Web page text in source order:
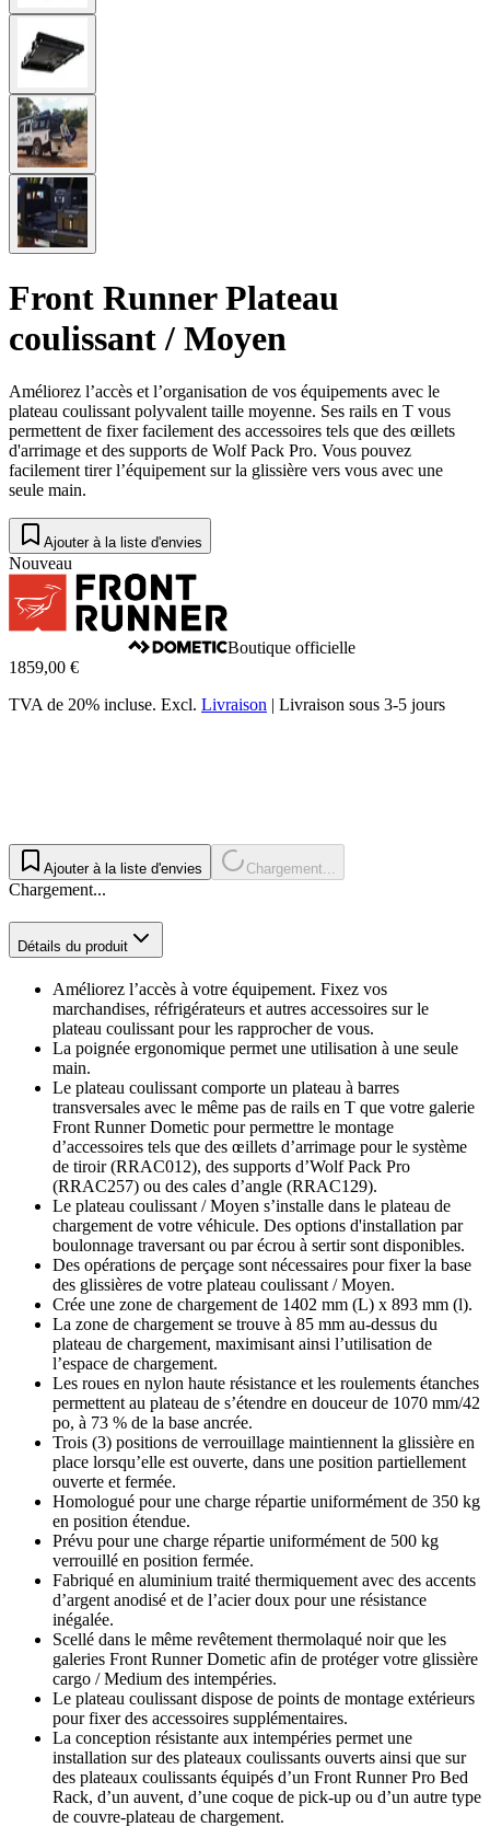
Front Runner Plateau
coulissant / Moyen
Améliorez l’accès et l’organisation de vos équipements avec le
plateau coulissant polyvalent taille moyenne. Ses rails en T vous
permettent de fixer facilement des accessoires tels que des œillets
d'arrimage et des supports de Wolf Pack Pro. Vous pouvez
facilement tirer l’équipement sur la glissière vers vous avec une
seule main.
Ajouter à la liste d'envies
Nouveau
Boutique officielle
1859,00 €
TVA de 20% incluse. Excl. Livraison | Livraison sous 3-5 jours
Ajouter à la liste d'envies Chargement...
Chargement...
Détails du produit
Améliorez l’accès à votre équipement. Fixez vos
marchandises, réfrigérateurs et autres accessoires sur le
plateau coulissant pour les rapprocher de vous.
La poignée ergonomique permet une utilisation à une seule
main.
Le plateau coulissant comporte un plateau à barres
transversales avec le même pas de rails en T que votre galerie
Front Runner Dometic pour permettre le montage
d’accessoires tels que des œillets d’arrimage pour le système
de tiroir (RRAC012), des supports d’Wolf Pack Pro
(RRAC257) ou des cales d’angle (RRAC129).
Le plateau coulissant / Moyen s’installe dans le plateau de
chargement de votre véhicule. Des options d'installation par
boulonnage traversant ou par écrou à sertir sont disponibles.
Des opérations de perçage sont nécessaires pour fixer la base
des glissières de votre plateau coulissant / Moyen.
Crée une zone de chargement de 1402 mm (L) x 893 mm (l).
La zone de chargement se trouve à 85 mm au-dessus du
plateau de chargement, maximisant ainsi l’utilisation de
l’espace de chargement.
Les roues en nylon haute résistance et les roulements étanches
permettent au plateau de s’étendre en douceur de 1070 mm/42
po, à 73 % de la base ancrée.
Trois (3) positions de verrouillage maintiennent la glissière en
place lorsqu’elle est ouverte, dans une position partiellement
ouverte et fermée.
Homologué pour une charge répartie uniformément de 350 kg
en position étendue.
Prévu pour une charge répartie uniformément de 500 kg
verrouillé en position fermée.
Fabriqué en aluminium traité thermiquement avec des accents
d’argent anodisé et de l’acier doux pour une résistance
inégalée.
Scellé dans le même revêtement thermolaqué noir que les
galeries Front Runner Dometic afin de protéger votre glissière
cargo / Medium des intempéries.
Le plateau coulissant dispose de points de montage extérieurs
pour fixer des accessoires supplémentaires.
La conception résistante aux intempéries permet une
installation sur des plateaux coulissants ouverts ainsi que sur
des plateaux coulissants équipés d’un Front Runner Pro Bed
Rack, d’un auvent, d’une coque de pick-up ou d’un autre type
de couvre-plateau de chargement.